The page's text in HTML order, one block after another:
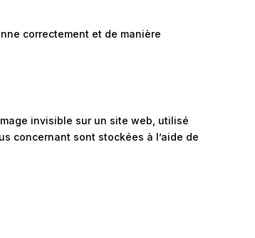
correctement et de manière
invisible sur un site web, utilisé
concernant sont stockées à l’aide de